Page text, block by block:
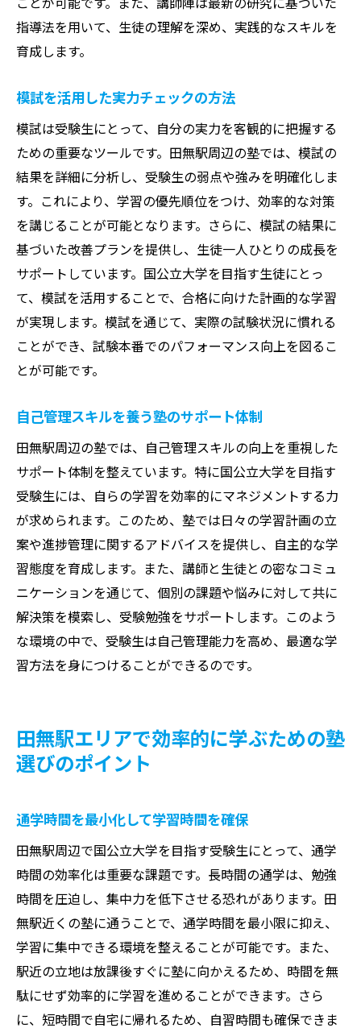
指導法を用いて、生徒の理解を深め、実践的なスキルを
育成します。
模試を活用した実力チェックの方法
模試は受験生にとって、自分の実力を客観的に把握する
ための重要なツールです。田無駅周辺の塾では、模試の
結果を詳細に分析し、受験生の弱点や強みを明確化しま
す。これにより、学習の優先順位をつけ、効率的な対策
を講じることが可能となります。さらに、模試の結果に
基づいた改善プランを提供し、生徒一人ひとりの成長を
サポートしています。国公立大学を目指す生徒にとっ
て、模試を活用することで、合格に向けた計画的な学習
が実現します。模試を通じて、実際の試験状況に慣れる
ことができ、試験本番でのパフォーマンス向上を図るこ
とが可能です。
自己管理スキルを養う塾のサポート体制
田無駅周辺の塾では、自己管理スキルの向上を重視した
サポート体制を整えています。特に国公立大学を目指す
受験生には、自らの学習を効率的にマネジメントする力
が求められます。このため、塾では日々の学習計画の立
案や進捗管理に関するアドバイスを提供し、自主的な学
習態度を育成します。また、講師と生徒との密なコミュ
ニケーションを通じて、個別の課題や悩みに対して共に
解決策を模索し、受験勉強をサポートします。このよう
な環境の中で、受験生は自己管理能力を高め、最適な学
習方法を身につけることができるのです。
田無駅エリアで効率的に学ぶための塾
選びのポイント
通学時間を最小化して学習時間を確保
田無駅周辺で国公立大学を目指す受験生にとって、通学
時間の効率化は重要な課題です。長時間の通学は、勉強
時間を圧迫し、集中力を低下させる恐れがあります。田
無駅近くの塾に通うことで、通学時間を最小限に抑え、
学習に集中できる環境を整えることが可能です。また、
駅近の立地は放課後すぐに塾に向かえるため、時間を無
駄にせず効率的に学習を進めることができます。さら
に、短時間で自宅に帰れるため、自習時間も確保できま